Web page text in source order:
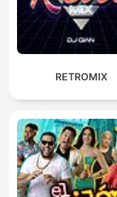
RETROMIX